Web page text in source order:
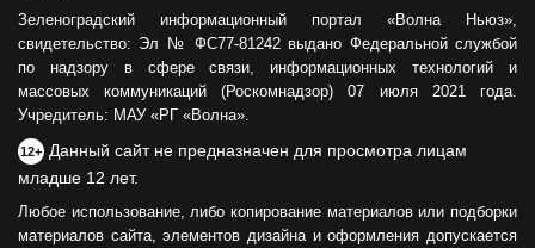
Зеленоградский информационный портал «Волна Ньюз»,
свидетельство: Эл № ФС77-81242 выдано Федеральной службой
по надзору в сфере связи, информационных технологий и
массовых коммуникаций (Роскомнадзор) 07 июля 2021 года.
Учредитель: МАУ «РГ «Волна».
12+ Данный сайт не предназначен для просмотра лицам
младше 12 лет.
Любое использование, либо копирование материалов или подборки
материалов сайта, элементов дизайна и оформления допускается